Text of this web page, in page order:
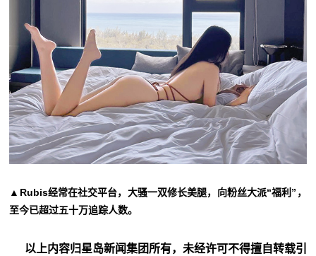
▲Rubis经常在社交平台，大骚一双修长美腿，向粉丝大派“福利”，
至今已超过五十万追踪人数。
以上内容归星岛新闻集团所有，未经许可不得擅自转载引